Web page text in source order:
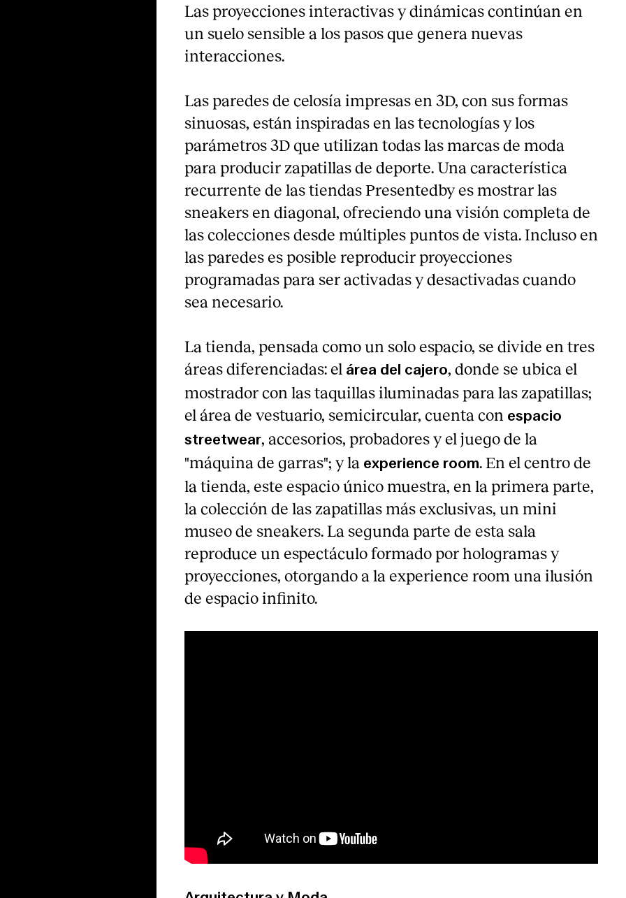
Las proyecciones interactivas y dinámicas continúan en
un suelo sensible a los pasos que genera nuevas
interacciones.
Las paredes de celosía impresas en 3D, con sus formas
sinuosas, están inspiradas en las tecnologías y los
parámetros 3D que utilizan todas las marcas de moda
para producir zapatillas de deporte. Una característica
recurrente de las tiendas Presentedby es mostrar las
sneakers en diagonal, ofreciendo una visión completa de
las colecciones desde múltiples puntos de vista. Incluso en
las paredes es posible reproducir proyecciones
programadas para ser activadas y desactivadas cuando
sea necesario.
La tienda, pensada como un solo espacio, se divide en tres
áreas diferenciadas: el área del cajero, donde se ubica el
mostrador con las taquillas iluminadas para las zapatillas;
el área de vestuario, semicircular, cuenta con espacio
streetwear, accesorios, probadores y el juego de la
"máquina de garras"; y la experience room. En el centro de
la tienda, este espacio único muestra, en la primera parte,
la colección de las zapatillas más exclusivas, un mini
museo de sneakers. La segunda parte de esta sala
reproduce un espectáculo formado por hologramas y
proyecciones, otorgando a la experience room una ilusión
de espacio infinito.